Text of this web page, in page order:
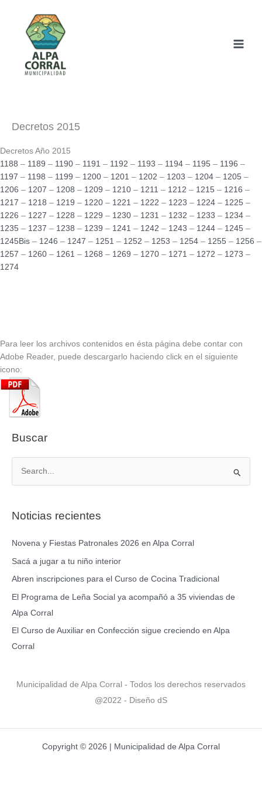
contenido
Decretos 2015
Decretos Año 2015
1188 – 1189 – 1190 – 1191 – 1192 – 1193 – 1194 – 1195 – 1196 –
1197 – 1198 – 1199 – 1200 – 1201 – 1202 – 1203 – 1204 – 1205 –
1206 – 1207 – 1208 – 1209 – 1210 – 1211 – 1212 – 1215 – 1216 –
1217 – 1218 – 1219 – 1220 – 1221 – 1222 – 1223 – 1224 – 1225 –
1226 – 1227 – 1228 – 1229 – 1230 – 1231 – 1232 – 1233 – 1234 –
1235 – 1237 – 1238 – 1239 – 1241 – 1242 – 1243 – 1244 – 1245 –
1245Bis – 1246 – 1247 – 1251 – 1252 – 1253 – 1254 – 1255 – 1256 –
1257 – 1260 – 1261 – 1268 – 1269 – 1270 – 1271 – 1272 – 1273 –
1274
Para leer los archivos contenidos en ésta página debe contar con
Adobe Reader, puede descargarlo haciendo click en el siguiente
icono:
Buscar
c
r
:
Noticias recientes
Novena y Fiestas Patronales 2026 en Alpa Corral
Sacá a jugar a tu niño interior
Abren inscripciones para el Curso de Cocina Tradicional
El Programa de Leña Social ya acompañó a 35 viviendas de
Alpa Corral
El Curso de Auxiliar en Confección sigue creciendo en Alpa
Corral
Municipalidad de Alpa Corral - Todos los derechos reservados
@2022 - Diseño dS
Copyright © 2026 | Municipalidad de Alpa Corral